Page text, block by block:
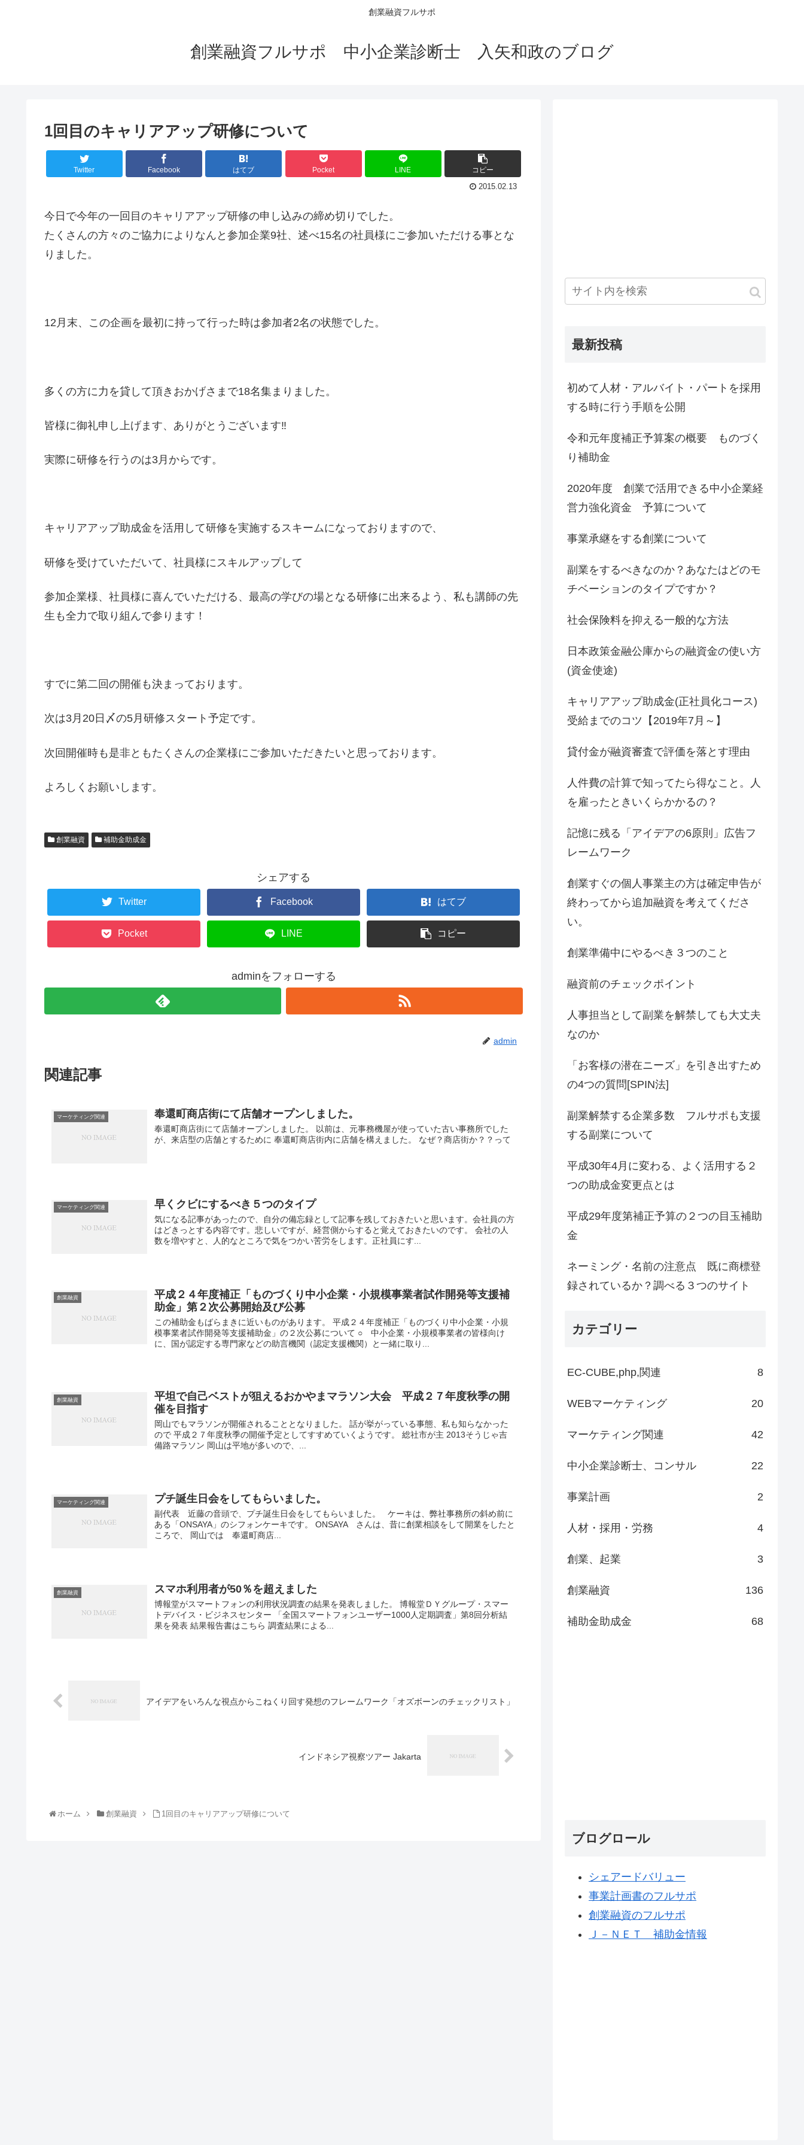
創業融資フルサポ
創業融資フルサポ 中小企業診断士 入矢和政のブログ
1回目のキャリアアップ研修について
Twitter Facebook はてブ Pocket LINE
コピー
2015.02.13
今日で今年の一回目のキャリアアップ研修の申し込みの締め切りでした。
たくさんの方々のご協力によりなんと参加企業9社、述べ15名の社員様にご参加いただける事とな
りました。
12月末、この企画を最初に持って行った時は参加者2名の状態でした。
多くの方に力を貸して頂きおかげさまで18名集まりました。
皆様に御礼申し上げます、ありがとうございます‼︎
実際に研修を行うのは3月からです。
キャリアアップ助成金を活用して研修を実施するスキームになっておりますので、
研修を受けていただいて、社員様にスキルアップして
参加企業様、社員様に喜んでいただける、最高の学びの場となる研修に出来るよう、私も講師の先
生も全力で取り組んで参ります！
すでに第二回の開催も決まっております。
次は3月20日〆の5月研修スタート予定です。
次回開催時も是非ともたくさんの企業様にご参加いただきたいと思っております。
よろしくお願いします。
創業融資 補助金助成金
シェアする
Twitter Facebook はてブ
Pocket LINE コピー
adminをフォローする
admin
関連記事
マーケティング関連 奉還町商店街にて店舗オープンしました。
奉還町商店街にて店舗オープンしました。 以前は、元事務機屋が使っていた古い事務所でした
が、来店型の店舗とするために 奉還町商店街内に店舗を構えました。 なぜ？商店街か？？って
マーケティング関連 早くクビにするべき５つのタイプ
気になる記事があったので、自分の備忘録として記事を残しておきたいと思います。会社員の方
はどきっとする内容です。悲しいですが、経営側からすると覚えておきたいのです。 会社の人
数を増やすと、人的なところで気をつかい苦労をします。正社員にす...
創業融資
平成２４年度補正「ものづくり中小企業・小規模事業者試作開発等支援補
助金」第２次公募開始及び公募
この補助金もばらまきに近いものがあります。 平成２４年度補正「ものづくり中小企業・小規
模事業者試作開発等支援補助金」の２次公募について ○ 中小企業・小規模事業者の皆様向け
に、国が認定する専門家などの助言機関（認定支援機関）と一緒に取り...
創業融資
平坦で自己ベストが狙えるおかやまマラソン大会 平成２７年度秋季の開
催を目指す
岡山でもマラソンが開催されることとなりました。 話が挙がっている事態、私も知らなかった
ので 平成２７年度秋季の開催予定としてすすめていくようです。 総社市が主 2013そうじゃ吉
備路マラソン 岡山は平地が多いので、...
マーケティング関連 プチ誕生日会をしてもらいました。
副代表 近藤の音頭で、プチ誕生日会をしてもらいました。 ケーキは、弊社事務所の斜め前に
ある「ONSAYA」のシフォンケーキです。 ONSAYA さんは、昔に創業相談をして開業をしたと
ころで、 岡山では 奉還町商店...
創業融資 スマホ利用者が50％を超えました
博報堂がスマートフォンの利用状況調査の結果を発表しました。 博報堂ＤＹグループ・スマー
トデバイス・ビジネスセンター 「全国スマートフォンユーザー1000人定期調査」第8回分析結
果を発表 結果報告書はこちら 調査結果による...
アイデアをいろんな視点からこねくり回す発想のフレームワーク「オズボーンのチェックリスト」
インドネシア視察ツアー Jakarta
ホーム 創業融資 1回目のキャリアアップ研修について
最新投稿
初めて人材・アルバイト・パートを採用
する時に行う手順を公開
令和元年度補正予算案の概要 ものづく
り補助金
2020年度 創業で活用できる中小企業経
営力強化資金 予算について
事業承継をする創業について
副業をするべきなのか？あなたはどのモ
チベーションのタイプですか？
社会保険料を抑える一般的な方法
日本政策金融公庫からの融資金の使い方
(資金使途)
キャリアアップ助成金(正社員化コース)
受給までのコツ【2019年7月～】
貸付金が融資審査で評価を落とす理由
人件費の計算で知ってたら得なこと。人
を雇ったときいくらかかるの？
記憶に残る「アイデアの6原則」広告フ
レームワーク
創業すぐの個人事業主の方は確定申告が
終わってから追加融資を考えてくださ
い。
創業準備中にやるべき３つのこと
融資前のチェックポイント
人事担当として副業を解禁しても大丈夫
なのか
「お客様の潜在ニーズ」を引き出すため
の4つの質問[SPIN法]
副業解禁する企業多数 フルサポも支援
する副業について
平成30年4月に変わる、よく活用する２
つの助成金変更点とは
平成29年度第補正予算の２つの目玉補助
金
ネーミング・名前の注意点 既に商標登
録されているか？調べる３つのサイト
カテゴリー
EC-CUBE,php,関連 8
WEBマーケティング 20
マーケティング関連 42
中小企業診断士、コンサル 22
事業計画 2
人材・採用・労務 4
創業、起業 3
創業融資 136
補助金助成金 68
ブログロール
シェアードバリュー
事業計画書のフルサポ
創業融資のフルサポ
Ｊ－ＮＥＴ 補助金情報